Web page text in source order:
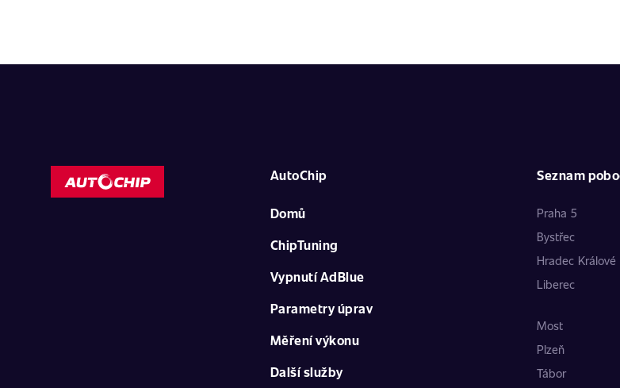
AutoChip
Domů
ChipTuning
Vypnutí AdBlue
Parametry úprav
Měření výkonu
Další služby
Seznam
Praha 5
Bystřec
Hradec Králové
Liberec
Most
Plzeň
Tábor